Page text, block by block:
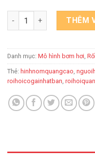
RỐI HƠI CÔ GÁI NHẬT
THÊM
Danh mục: Mô hình bơm hơi,
Thẻ: hinhnomquangcao,
roihoicogainhatban,